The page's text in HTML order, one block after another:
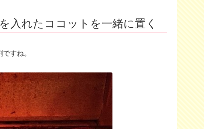
入れたココットを一緒に置く
すね。